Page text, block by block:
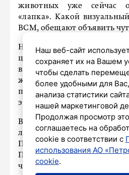
животных уже сейчас
«лапка». Какой
ВСМ, обещают объявить
На линии Москва – Санкт-
целую экосистему
выделят специальные
животными. Если забыли
перед поездкой. А ещё
эксклюзивные сувениры на
ВСМ –
линия, где поезда
Проект сократит путь
Петербургом до 2 часов
четырёх часов на обычном
Наш веб-сайт
сохраняет их на Вашем
чтобы сделать
более удобными для
анализа статистики
нашей маркетинговой
Продолжая просмотр
соглашаетесь на
cookie в соответствии с
использования АО
cookie.